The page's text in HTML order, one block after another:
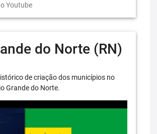
Youtube
do Norte (RN)
de criação dos municípios no
Grande do Norte.